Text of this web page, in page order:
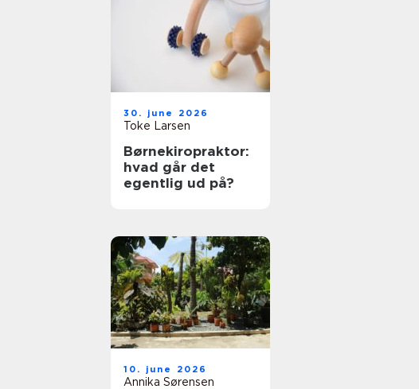
30. june 2026
Toke Larsen
Børnekiropraktor:
hvad går det
egentlig ud på?
10. june 2026
Annika Sørensen